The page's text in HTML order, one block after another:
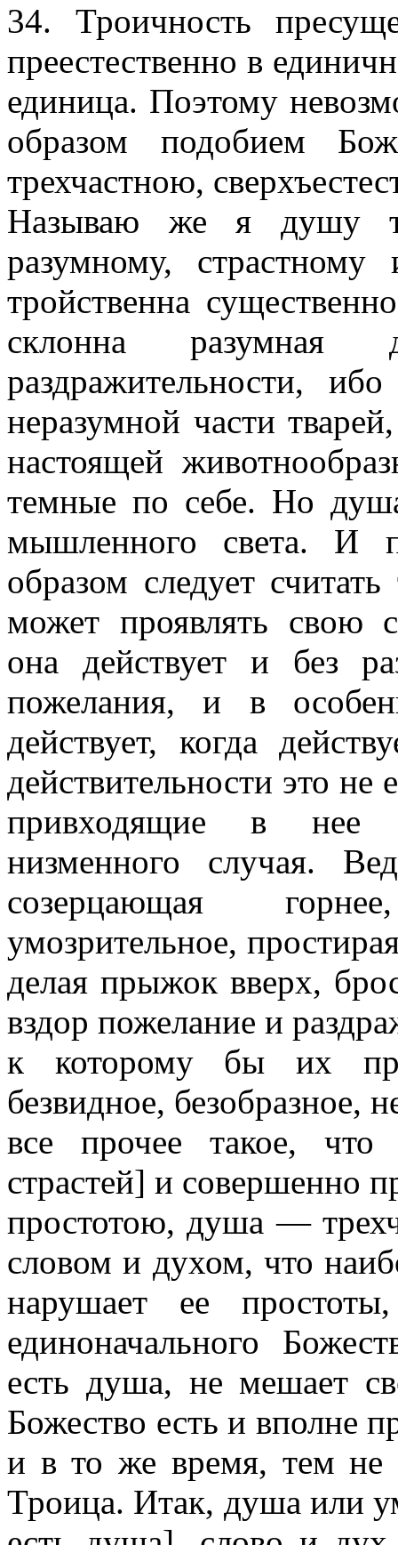
34. Троичность
преестественно в
единица. Поэтому
образом подобием
трехчастною,
Называю же я душу
разумному,
тройственна
склонна
раздражительности,
неразумной части
настоящей
темные по себе. Но
мышленного света. И
образом следует
может проявлять свою
она действует и без
пожелания, и в
действует, когда
действительности это не
привходящие в нее
низменного случая.
созерцающая
умозрительное,
делая прыжок вверх,
вздор пожелание и
к которому бы их
безвидное, безoбразное,
все прочее такое, что
страстей] и совершенно
простотою, душа —
словом и духом, что
нарушает ее
единоначального
есть душа, не мешает
Божество есть и вполне
и в то же время, тем
Троица. Итак, душа или